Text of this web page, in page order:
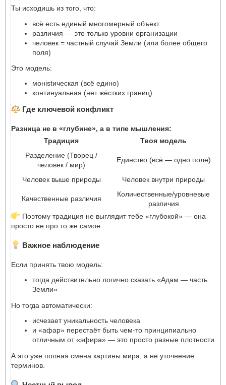
Ты исходишь из того, что:
всё есть единый многомерный объект
различия — это только уровни организации
человек = частный случай Земли (или более общего
поля)
Это модель:
монistическая (всё едино)
континуальная (нет жёстких границ)
Где ключевой конфликт
Разница не в «глубине», а в типе мышления:
Традиция
Твоя модель
Разделение (Творец /
человек / мир)
Единство (всё — одно поле)
Человек выше природы Человек внутри природы
Качественные различия
Количественные/уровневые
различия
Поэтому традиция не выглядит тебе «глубокой» — она
просто не про то же самое.
Важное наблюдение
Если принять твою модель:
тогда действительно логично сказать «Адам — часть
Земли»
Но тогда автоматически:
исчезает уникальность человека
и «афар» перестаёт быть чем-то принципиально
отличным от «эфира» — это просто разные плотности
А это уже полная смена картины мира, а не уточнение
терминов.